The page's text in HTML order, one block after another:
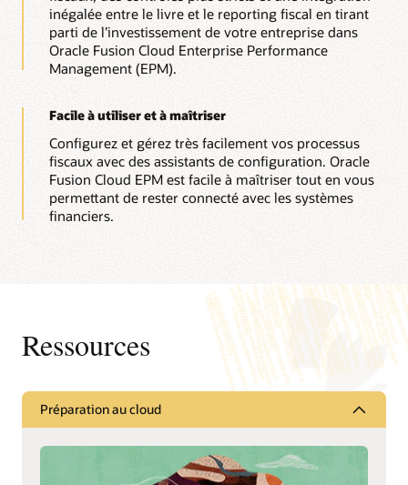
inégalée entre le livre et le reporting fiscal en tirant
parti de l’investissement de votre entreprise dans
Oracle Fusion Cloud Enterprise Performance
Management (EPM).
Facile à utiliser et à maîtriser
Configurez et gérez très facilement vos processus
fiscaux avec des assistants de configuration. Oracle
Fusion Cloud EPM est facile à maîtriser tout en vous
permettant de rester connecté avec les systèmes
financiers.
Ressources
Préparation au cloud